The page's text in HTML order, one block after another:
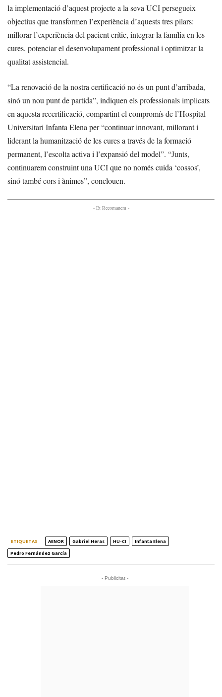
la implementació d’aquest projecte a la seva UCI persegueix
objectius que transformen l’experiència d’aquests tres pilars:
millorar l’experiència del pacient crític, integrar la família en les
cures, potenciar el desenvolupament professional i optimitzar la
qualitat assistencial.
“La renovació de la nostra certificació no és un punt d’arribada,
sinó un nou punt de partida”, indiquen els professionals implicats
en aquesta recertificació, compartint el compromís de l’Hospital
Universitari Infanta Elena per “continuar innovant, millorant i
liderant la humanització de les cures a través de la formació
permanent, l’escolta activa i l’expansió del model”. “Junts,
continuarem construint una UCI que no només cuida ‘cossos’,
sinó també cors i ànimes”, conclouen.
- Et Recomanem -
ETIQUETAS AENOR Gabriel Heras HU-CI
Infanta Elena
Pedro Fernández García
- Publicitat -